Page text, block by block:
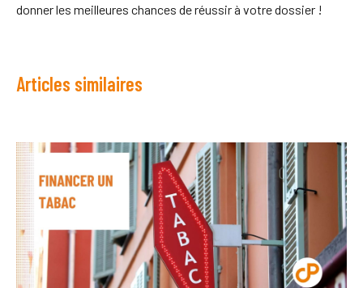
donner les meilleures chances de réussir à votre dossier !
Articles similaires